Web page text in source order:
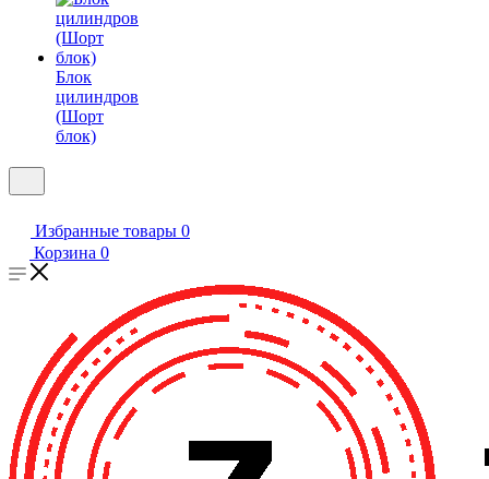
Блок
цилиндров
(Шорт
блок)
Избранные товары 0
Корзина 0